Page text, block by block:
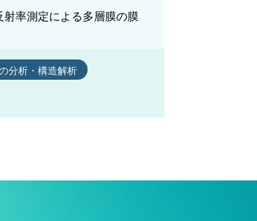
率測定による多層膜の膜
分析・構造解析